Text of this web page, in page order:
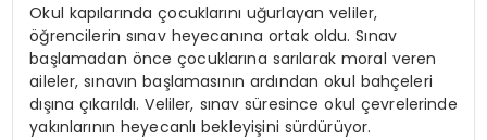
Okul kapılarında çocuklarını uğurlayan veliler,
öğrencilerin sınav heyecanına ortak oldu. Sınav
başlamadan önce çocuklarına sarılarak moral veren
aileler, sınavın başlamasının ardından okul bahçeleri
dışına çıkarıldı. Veliler, sınav süresince okul çevrelerinde
yakınlarının heyecanlı bekleyişini sürdürüyor.